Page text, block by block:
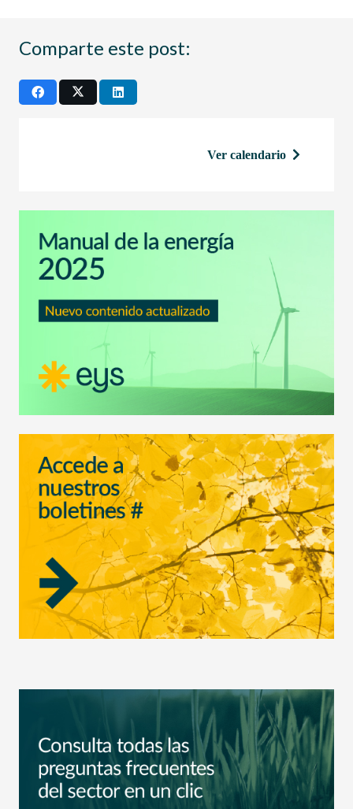
Comparte este post:
Ver calendario